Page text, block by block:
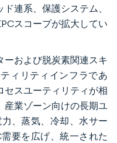
連系、保護システム、
スコープが拡大してい
および脱炭素関連スキ
ィリティインフラであ
セスユーティリティが相
産業ゾーン向けの長期ユ
、蒸気、冷却、水サー
要を広げ、統一された